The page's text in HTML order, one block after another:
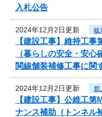
入札公告
2024年12月2日更新 岐
【建設工事】維持工
（暮らしの安全・安
関線舗装補修工事に関
2024年12月2日更新 郡
【建設工事】公維工
ナンス補助（トンネル